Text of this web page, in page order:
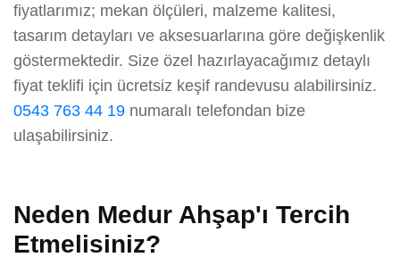
fiyatlarımız; mekan ölçüleri, malzeme kalitesi,
tasarım detayları ve aksesuarlarına göre değişkenlik
göstermektedir. Size özel hazırlayacağımız detaylı
fiyat teklifi için ücretsiz keşif randevusu alabilirsiniz.
0543 763 44 19 numaralı telefondan bize
ulaşabilirsiniz.
Neden Medur Ahşap'ı Tercih
Etmelisiniz?